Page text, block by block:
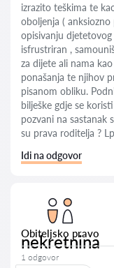
izrazito teškima te
oboljenja (
opisivanju
isfrustriran ,
za dijete ali nama
ponašanja te njihov
pisanom obliku.
bilješke gdje se
pozvani na sastanak
su prava roditelja ? Lp
Idi na odgovor
Obiteljsko pravo
nekretnina
1 odgovor